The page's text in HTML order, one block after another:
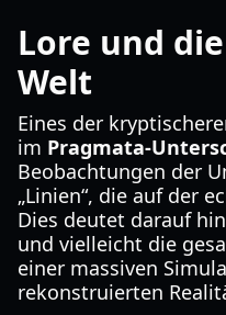
Lore und
Welt
Eines der
im Pragmata-
Beobachtungen der
„Linien“, die auf der
Dies deutet darauf
und vielleicht die
einer massiven
rekonstruierten